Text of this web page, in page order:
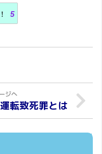
5
転致死罪とは